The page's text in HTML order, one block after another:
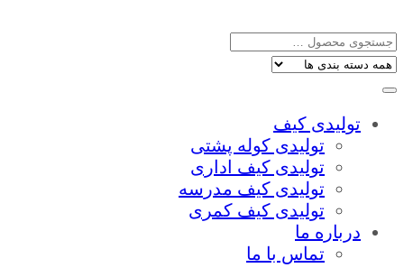
تولیدی کیف
تولیدی کوله پشتی
تولیدی کیف اداری
تولیدی کیف مدرسه
تولیدی کیف کمری
درباره ما
تماس با ما